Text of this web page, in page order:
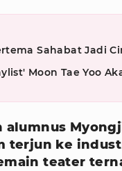
Sahabat Jadi
Moon Tae Yoo
alumnus
terjun ke
teater